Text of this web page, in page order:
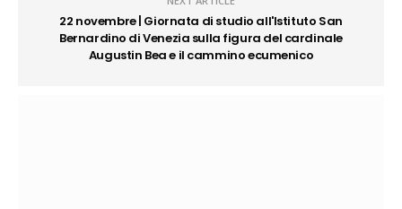
22 novembre | Giornata di studio all'Istituto San
Bernardino di Venezia sulla figura del cardinale
Augustin Bea e il cammino ecumenico